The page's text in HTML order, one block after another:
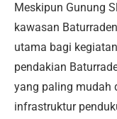
Meskipun Gunung
kawasan
utama bagi
pendakian
yang paling mudah
infrastruktur